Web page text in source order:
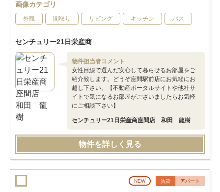
画像カテゴリ
外観 間取り リビング キッチン バス
センチュリー21日栄産商
物件担当者コメント
女性目線で選んだ安心して暮らせるお部屋をご
紹介致します。どうぞ座間駅前店にお気軽にお
越し下さい。【不動産ポータルサイトや他社サ
イトで気になるお部屋がございましたらお気軽
にご相談下さい】
センチュリー21日栄産商座間店 和田 龍樹
物件を詳しく見る
NEW 賃貸 アパート